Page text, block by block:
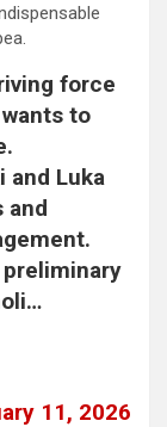
force
to
and Luka
and
11, 2026